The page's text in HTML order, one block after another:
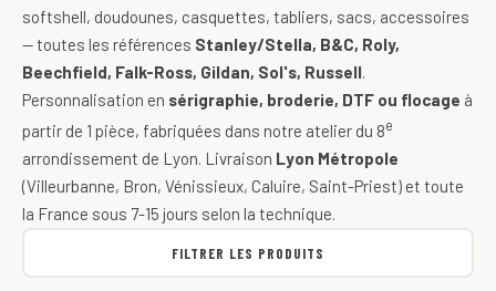
softshell, doudounes, casquettes, tabliers, sacs, accessoires
— toutes les références Stanley/Stella, B&C, Roly,
Beechfield, Falk-Ross, Gildan, Sol's, Russell.
Personnalisation en sérigraphie, broderie, DTF ou flocage à
partir de 1 pièce, fabriquées dans notre atelier du 8e
arrondissement de Lyon. Livraison Lyon Métropole
(Villeurbanne, Bron, Vénissieux, Caluire, Saint-Priest) et toute
la France sous 7-15 jours selon la technique.
FILTRER LES PRODUITS